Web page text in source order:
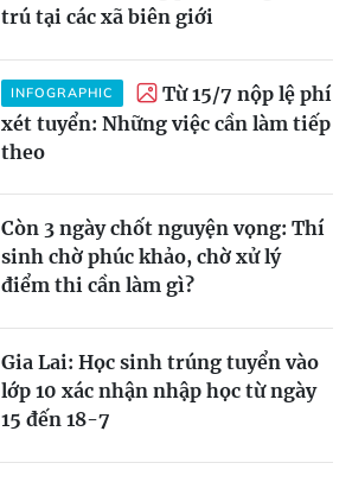
trú tại các xã biên giới
INFOGRAPHIC
Từ 15/7 nộp lệ phí
xét tuyển: Những việc cần làm tiếp
theo
Còn 3 ngày chốt nguyện vọng: Thí
sinh chờ phúc khảo, chờ xử lý
điểm thi cần làm gì?
Gia Lai: Học sinh trúng tuyển vào
lớp 10 xác nhận nhập học từ ngày
15 đến 18-7